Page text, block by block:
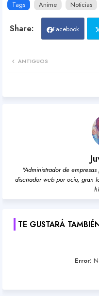
Tags Anime Noticias
Facebook
ANTIGUOS
"Administrador de
diseñador web por ocio, gran
TE GUSTARÁ
Error: